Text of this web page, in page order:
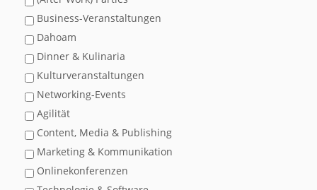
Business-Veranstaltungen
Dahoam
Dinner & Kulinaria
Kulturveranstaltungen
Networking-Events
Agilität
Content, Media & Publishing
Marketing & Kommunikation
Onlinekonferenzen